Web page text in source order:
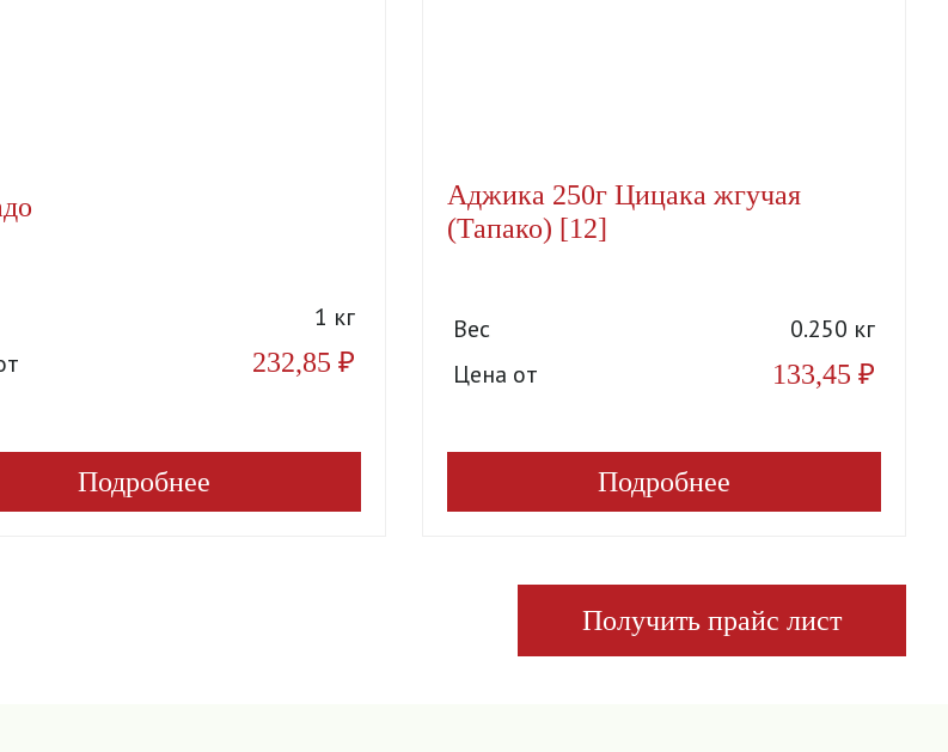
1 кг
232,85₽
Подробнее
Аджика 250г Цицака жгучая
(Тапако) [12]
Вес
0.250 кг
Цена от
133,45 ₽
Подробнее
Получить прайс лист